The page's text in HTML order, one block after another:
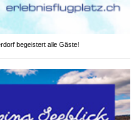
begeistert alle Gäste!